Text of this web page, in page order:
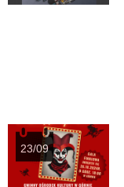
23/09